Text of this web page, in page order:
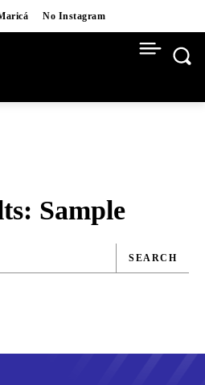
No Instagram
Sample
SEARCH